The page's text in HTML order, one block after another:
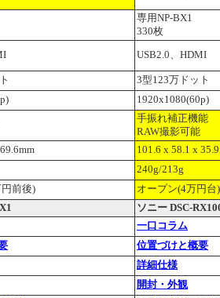
専用NP-BX1
330枚
USB2.0、HDMI
3型123万ドット
1920x1080(60p)
手振れ補正機能
RAW撮影可能
101.6 x 58.1 x
240g/213g
前後)
オープン(4万円台)
ソニー DSC-
一口コラム
位置づけと概要
詳細仕様
開封・外観